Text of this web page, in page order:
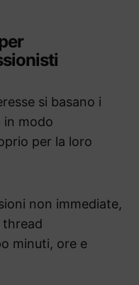
si basano i
in modo
per la loro
non immediate,
thread
minuti, ore e